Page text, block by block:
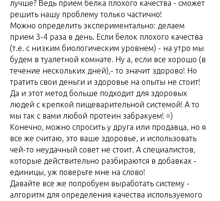
лучше? Ведь прием белка плохого качества - сможет
решить нашу проблему только частично!
Можно определить экспериментально: делаем
прием 3-4 раза в день. Если белок плохого качества
(т.е. с низким биологическим уровнем) - на утро мы
будем в туалетной комнате. Ну а, если все хорошо (в
течение нескольких дней),- то значит здорово! Но
тратить свои деньги и здоровье на опыты не стоит!
Да и этот метод больше подходит для здоровых
людей с крепкой пищеварительной системой! А то
мы так с вами любой протеин забракуем! =)
Конечно, можно спросить у друга или продавца, но я
все же считаю, это ваше здоровье, и использовать
чей-то неудачный совет не стоит. А специалистов,
которые действительно разбираются в добавках -
единицы, уж поверьте мне на слово!
Давайте все же попробуем выработать систему -
алгоритм для определения качества используемого